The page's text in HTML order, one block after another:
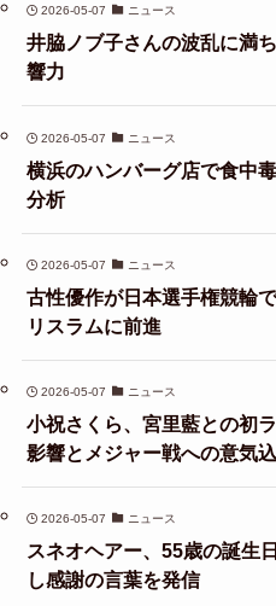
2026-05-07 ニュース
井脇ノブ子さんの波乱に満
響力
2026-05-07 ニュース
横浜のハンバーグ店で食中
分析
2026-05-07 ニュース
古性優作が日本選手権競輪
リスラムに前進
2026-05-07 ニュース
小祝さくら、宮里藍との初
影響とメジャー戦への意気
2026-05-07 ニュース
スネオヘアー、55歳の誕生
し感謝の言葉を発信